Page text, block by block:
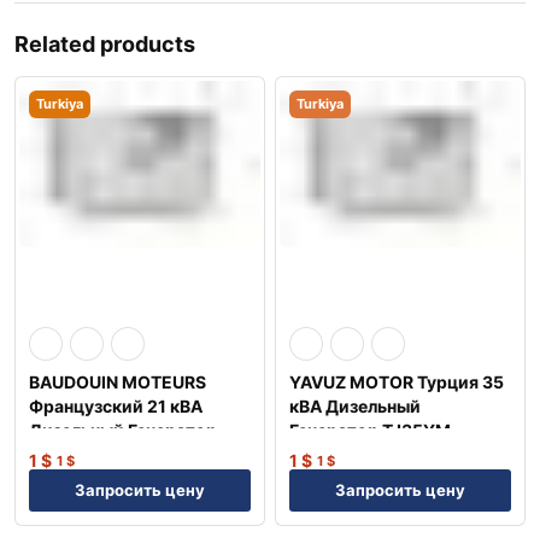
Related products
Turkiya
BAUDOUIN MOTEURS
Французский 21 кВА
Дизельный Генератор
TJ20BD
1 $ 1 $
Запросить цену
Turkiya
YAVUZ MOTOR Турция 35
кВА Дизельный
Генератор TJ35YM
1 $ 1 $
Запросить цену